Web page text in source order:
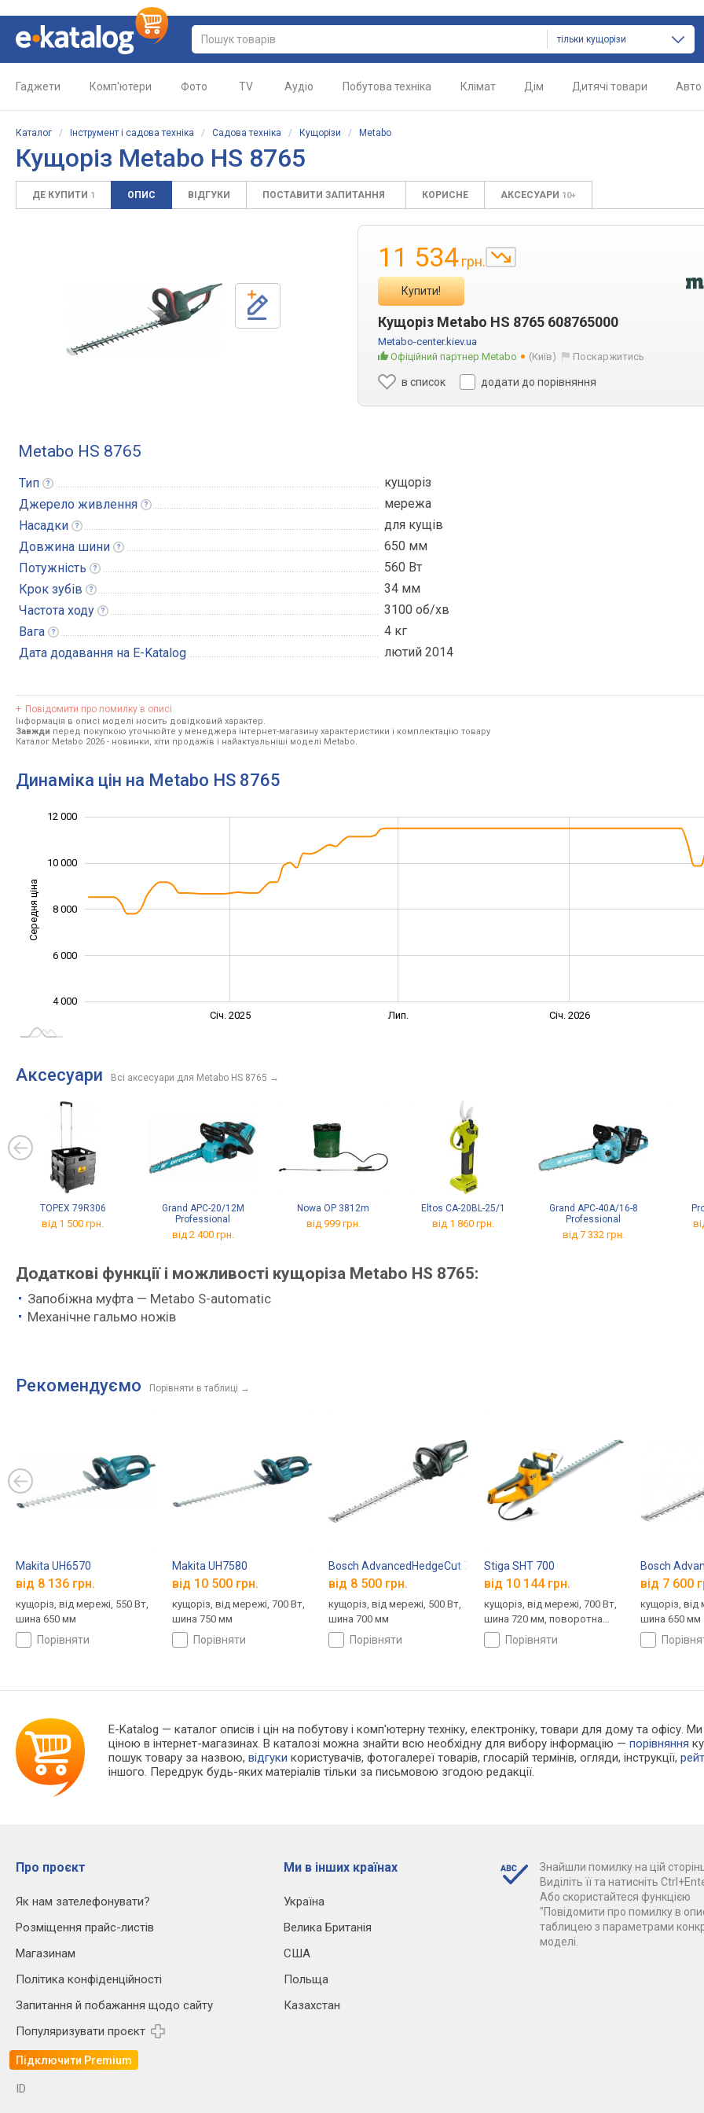
тільки кущорізи
Гаджети Комп'ютери Фото TV Аудіо Побутова техніка Клімат Дім Дитячі товари Авто
Каталог / Інструмент і садова техніка / Садова техніка / Кущорізи / Metabo
Кущоріз Metabo HS 8765
ДЕ КУПИТИ 1 ОПИС ВІДГУКИ ПОСТАВИТИ ЗАПИТАННЯ КОРИСНЕ АКСЕСУАРИ 10+
11 534грн.
Купити!
Кущоріз Metabo HS 8765 608765000
Metabo-center.kiev.ua
Офіційний партнер Metabo
(Київ) Поскаржитись
в список додати до порівняння
Metabo HS 8765
Тип
кущоріз
Джерело живлення
мережа
Насадки
для кущів
Довжина шини
650 мм
Потужність
560 Вт
Крок зубів
34 мм
Частота ходу
3100 об/хв
Вага
4 кг
Дата додавання на E-Katalog
лютий 2014
Повідомити про помилку в описі
Інформація в описі моделі носить довідковий характер.
Завжди перед покупкою уточнюйте у менеджера інтернет-магазину характеристики і комплектацію товару
Каталог Metabo 2026 - новинки, хіти продажів і найактуальніші моделі Metabo.
Динаміка цін на Metabo HS 8765
Середня ціна 10 000
4 000
6 000
8 000
10 000
12 000
Січ. 2025 Лип. Січ. 2026
Аксесуари Всі аксесуари для Metabo HS 8765 →
TOPEX 79R306
від 1 500 грн.
Grand APC-20/12M
Professional
від 2 400 грн.
Nowa OP 3812m
від 999 грн.
Eltos CA-20BL-25/1
від 1 860 грн.
Grand APC-40A/16-8
Professional
від 7 332 грн.
Додаткові функції і можливості кущоріза Metabo HS 8765:
Запобіжна муфта — Metabo S-automatic
Механічне гальмо ножів
Рекомендуємо Порівняти в таблиці →
Makita UH6570
від 8 136 грн.
кущоріз, від мережі, 550 Вт,
шина 650 мм
порівняти
Makita UH7580
від 10 500 грн.
кущоріз, від мережі, 700 Вт,
шина 750 мм
порівняти
Bosch AdvancedHedgeCut 70 06008C0903
від 8 500 грн.
кущоріз, від мережі, 500 Вт,
шина 700 мм
порівняти
Stiga SHT 700
від 10 144 грн.
кущоріз, від мережі, 700 Вт,
шина 720 мм, поворотна
рукояткапорівняти
Bosch
від 7 600
кущоріз, від
шина 650 мм
E-Katalog — каталог описів і цін на побутову і комп'ютерну техніку, електроніку, товари для дому та
ціною в інтернет-магазинах. В каталозі можна знайти всю необхідну для вибору інформацію —порівняння
пошук товару за назвою,відгуки користувачів, фотогалереї товарів, глосарій термінів, огляди, інструкції,
іншого. Передрук будь-яких матеріалів тільки за письмовою згодою редакції.
Про проєкт
Як нам зателефонувати?
Розміщення прайс-листів
Магазинам
Політика конфіденційності
Запитання й побажання щодо сайту
Популяризувати проєкт
Підключити Premium
Ми в інших країнах
Україна
Велика Британія
США
Польща
Казахстан
Знайшли помилку на цій
Виділіть її та натисніть
Або скористайтеся функцією
"Повідомити про помилку в
таблицею з параметрами
моделі.
ID